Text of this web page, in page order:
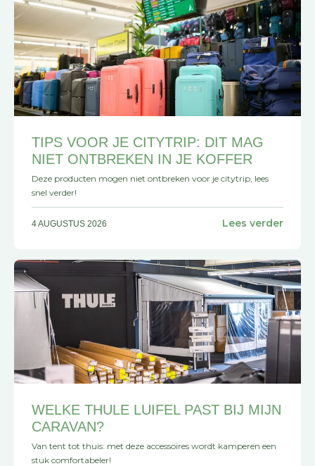
TIPS VOOR JE CITYTRIP: DIT MAG
NIET ONTBREKEN IN JE KOFFER
Deze producten mogen niet ontbreken voor je citytrip, lees
snel verder!
4 AUGUSTUS 2026 Lees verder
WELKE THULE LUIFEL PAST BIJ MIJN
CARAVAN?
Van tent tot thuis: met deze accessoires wordt kamperen een
stuk comfortabeler!